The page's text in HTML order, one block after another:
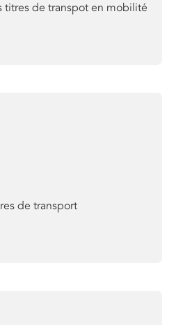
titres de transpot en mobilité
de transport